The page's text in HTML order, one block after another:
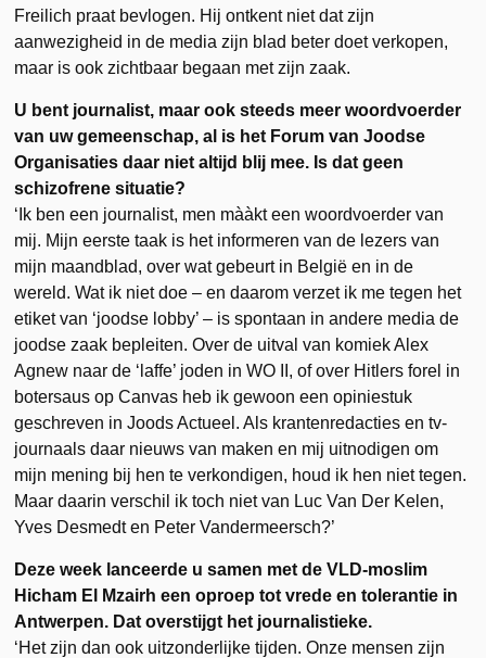
Freilich praat bevlogen. Hij ontkent niet dat zijn
aanwezigheid in de media zijn blad beter doet verkopen,
maar is ook zichtbaar begaan met zijn zaak.
U bent journalist, maar ook steeds meer woordvoerder
van uw gemeenschap, al is het Forum van Joodse
Organisaties daar niet altijd blij mee. Is dat geen
schizofrene situatie?
‘Ik ben een journalist, men mààkt een woordvoerder van
mij. Mijn eerste taak is het informeren van de lezers van
mijn maandblad, over wat gebeurt in België en in de
wereld. Wat ik niet doe – en daarom verzet ik me tegen het
etiket van ‘joodse lobby’ – is spontaan in andere media de
joodse zaak bepleiten. Over de uitval van komiek Alex
Agnew naar de ‘laffe’ joden in WO II, of over Hitlers forel in
botersaus op Canvas heb ik gewoon een opiniestuk
geschreven in Joods Actueel. Als krantenredacties en tv-
journaals daar nieuws van maken en mij uitnodigen om
mijn mening bij hen te verkondigen, houd ik hen niet tegen.
Maar daarin verschil ik toch niet van Luc Van Der Kelen,
Yves Desmedt en Peter Vandermeersch?’
Deze week lanceerde u samen met de VLD-moslim
Hicham El Mzairh een oproep tot vrede en tolerantie in
Antwerpen. Dat overstijgt het journalistieke.
‘Het zijn dan ook uitzonderlijke tijden. Onze mensen zijn